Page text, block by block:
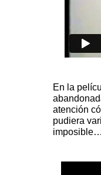
En la
atención
pudiera
imposible…